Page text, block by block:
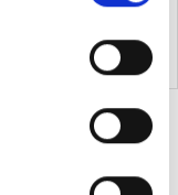
hotar allmän
och Vindeln
trots tufft